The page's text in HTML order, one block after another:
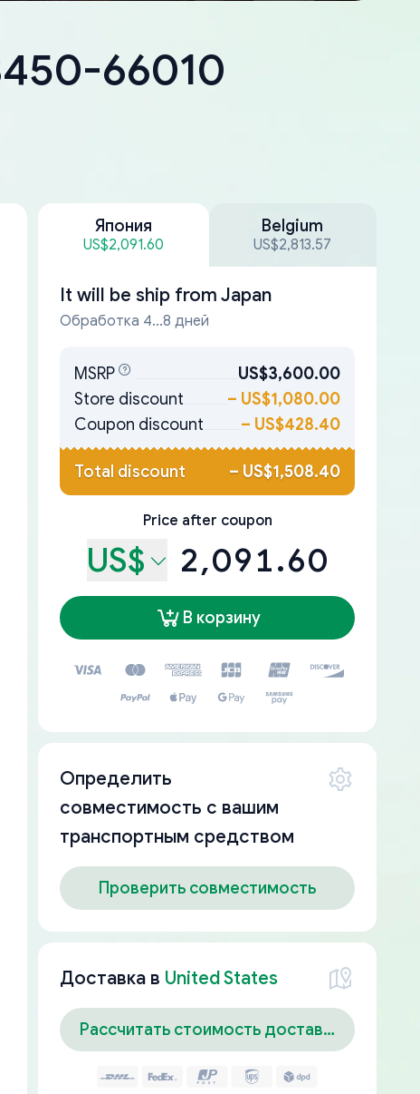
66010
Япония
US$2,091.60
Belgium
US$2,813.57
It will be ship from Japan
Обработка 4...8 дней
MSRP
US$3,600.00
Store discount
– US$1,080.00
Coupon discount
– US$428.40
Total discount – US$1,508.40
Price after coupon
US$ 2,091.60
В корзину
Определить
совместимость с вашим
транспортным средством
Проверить совместимость
Доставка в United States
Рассчитать стоимость доставки